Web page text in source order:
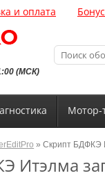
(МСК)
и оплата
Мотор-
» Скрипт БДФКЭ
Итэлма